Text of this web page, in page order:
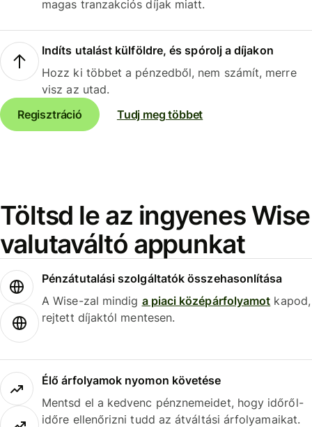
magas tranzakciós díjak miatt.
Indíts utalást külföldre, és spórolj a díjakon
Hozz ki többet a pénzedből, nem számít, merre
visz az utad.
Regisztráció
Tudj meg többet
Töltsd le az ingyenes Wise
valutaváltó appunkat
Pénzátutalási szolgáltatók összehasonlítása
A Wise-zal mindig a piaci középárfolyamot kapod,
rejtett díjaktól mentesen.
Élő árfolyamok nyomon követése
Mentsd el a kedvenc pénznemeidet, hogy időről-
időre ellenőrizni tudd az átváltási árfolyamaikat.